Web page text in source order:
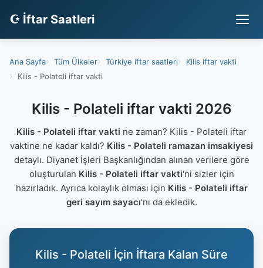
☪ İftar Saatleri
Ana Sayfa Tüm Ülkeler Türkiye iftar saatleri
Kilis iftar vakti
Kilis - Polateli iftar vakti
Kilis - Polateli iftar vakti 2026
Kilis - Polateli iftar vakti ne zaman? Kilis - Polateli iftar
vaktine ne kadar kaldı? Kilis - Polateli ramazan imsakiyesi
detaylı. Diyanet İşleri Başkanlığından alınan verilere göre
oluşturulan Kilis - Polateli iftar vakti'ni sizler için
hazırladık. Ayrıca kolaylık olması için Kilis - Polateli iftar
geri sayım sayacı'nı da ekledik.
Kilis - Polateli İçin İftara Kalan Süre